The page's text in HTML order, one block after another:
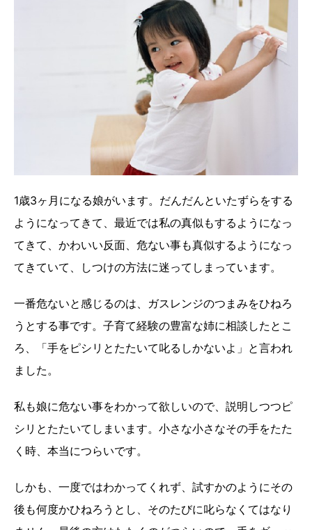
1歳3ヶ月になる娘がいます。だんだんといたずらをする
ようになってきて、最近では私の真似もするようになっ
てきて、かわいい反面、危ない事も真似するようになっ
てきていて、しつけの方法に迷ってしまっています。
一番危ないと感じるのは、ガスレンジのつまみをひねろ
うとする事です。子育て経験の豊富な姉に相談したとこ
ろ、「手をピシリとたたいて叱るしかないよ」と言われ
ました。
私も娘に危ない事をわかって欲しいので、説明しつつピ
シリとたたいてしまいます。小さな小さなその手をたた
く時、本当につらいです。
しかも、一度ではわかってくれず、試すかのようにその
後も何度かひねろうとし、そのたびに叱らなくてはなり